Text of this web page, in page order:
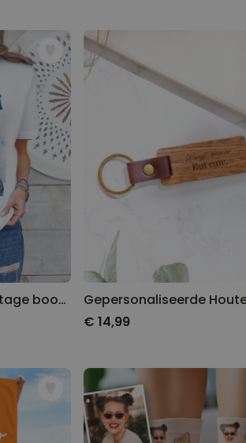
met gezicht en tekst
29,99 €
Personaliseerbaar
Gepersonaliseerde boxershort
met rits ontwerp
Meer dan
700keer
gekocht
29,99 €
Polaroid-look
Gepersonaliseerde
Gepersonaliseerd vintage bootleg t-Shirt
€ 14,99